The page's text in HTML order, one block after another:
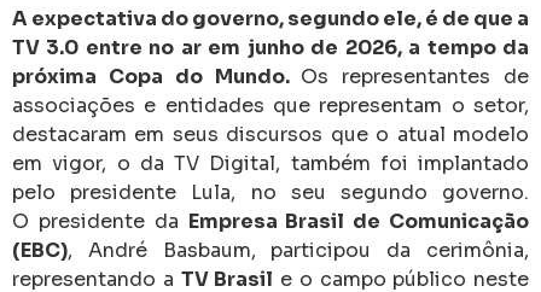
3.0. Também estará disponível para toda a sociedade
o Canal Govcom informações sobre serviços
públicos para todos os cidadãos”, afirmou o
presidente da EBC. O executivo Raymundo Barros,
diretor de Estratégia de Tecnologia da Globo e
presidente do Fórum do Sistema Brasileiro de
Televisão Digital (SBTVD), destacou que a TV aberta
completa 75 anos em 2025 e, agora, entra em
definitivo na economia digital, reforçando o seu
papel como “motor de transformação social”. “A TV